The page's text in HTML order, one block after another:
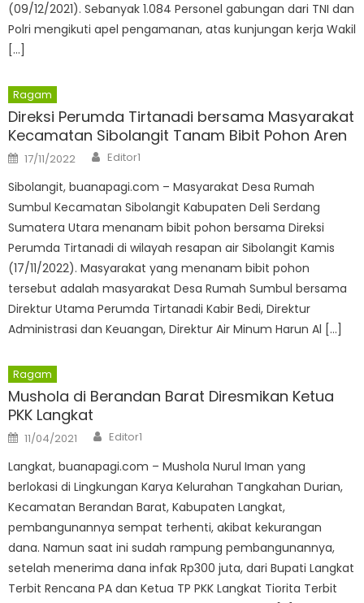
(09/12/2021). Sebanyak 1.084 Personel gabungan dari TNI dan
Polri mengikuti apel pengamanan, atas kunjungan kerja Wakil
[…]
Ragam
Direksi Perumda Tirtanadi bersama Masyarakat
Kecamatan Sibolangit Tanam Bibit Pohon Aren
Posted
on
17/11/2022 Author
Editor1
Sibolangit, buanapagi.com – Masyarakat Desa Rumah
Sumbul Kecamatan Sibolangit Kabupaten Deli Serdang
Sumatera Utara menanam bibit pohon bersama Direksi
Perumda Tirtanadi di wilayah resapan air Sibolangit Kamis
(17/11/2022). Masyarakat yang menanam bibit pohon
tersebut adalah masyarakat Desa Rumah Sumbul bersama
Direktur Utama Perumda Tirtanadi Kabir Bedi, Direktur
Administrasi dan Keuangan, Direktur Air Minum Harun Al […]
Ragam
Mushola di Berandan Barat Diresmikan Ketua
PKK Langkat
Posted
on
11/04/2021 Author
Editor1
Langkat, buanapagi.com – Mushola Nurul Iman yang
berlokasi di Lingkungan Karya Kelurahan Tangkahan Durian,
Kecamatan Berandan Barat, Kabupaten Langkat,
pembangunannya sempat terhenti, akibat kekurangan
dana. Namun saat ini sudah rampung pembangunannya,
setelah menerima dana infak Rp300 juta, dari Bupati Langkat
Terbit Rencana PA dan Ketua TP PKK Langkat Tiorita Terbit